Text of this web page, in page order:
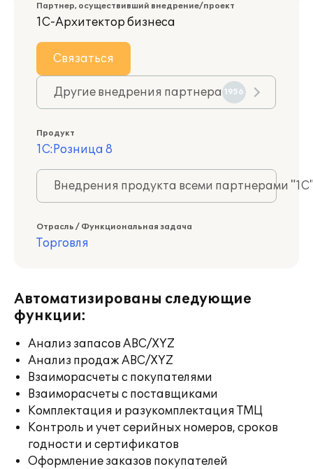
Партнер, осуществивший внедрение/проект
1С-Архитектор бизнеса
Связаться
Другие внедрения партнера 1956
Продукт
1С:Розница 8
Внедрения продукта всеми партнерами
Отрасль / Функциональная задача
Торговля
Автоматизированы следующие
функции:
Анализ запасов ABC/XYZ
Анализ продаж ABC/XYZ
Взаиморасчеты с покупателями
Взаиморасчеты с поставщиками
Комплектация и разукомплектация ТМЦ
Контроль и учет серийных номеров, сроков
годности и сертификатов
Оформление заказов покупателей